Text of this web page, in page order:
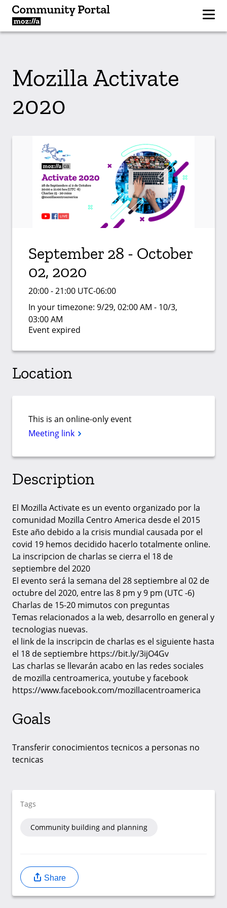
Mozilla Activate
2020
September 28 - October
02, 2020
20:00 - 21:00 UTC-06:00
In your timezone: 9/29, 02:00 AM - 10/3,
03:00 AM
Event expired
Location
This is an online-only event
Meeting link
Description
El Mozilla Activate es un evento organizado por la
comunidad Mozilla Centro America desde el 2015
Este año debido a la crisis mundial causada por el
covid 19 hemos decidido hacerlo totalmente online.
La inscripcion de charlas se cierra el 18 de
septiembre del 2020
El evento será la semana del 28 septiembre al 02 de
octubre del 2020, entre las 8 pm y 9 pm (UTC -6)
Charlas de 15-20 mimutos con preguntas
Temas relacionados a la web, desarrollo en general y
tecnologias nuevas.
el link de la inscripcin de charlas es el siguiente hasta
el 18 de septiembre https://bit.ly/3ijO4Gv
Las charlas se llevarán acabo en las redes sociales
de mozilla centroamerica, youtube y facebook
https://www.facebook.com/mozillacentroamerica
Goals
Transferir conocimientos tecnicos a personas no
tecnicas
Tags
Community building and planning
Share